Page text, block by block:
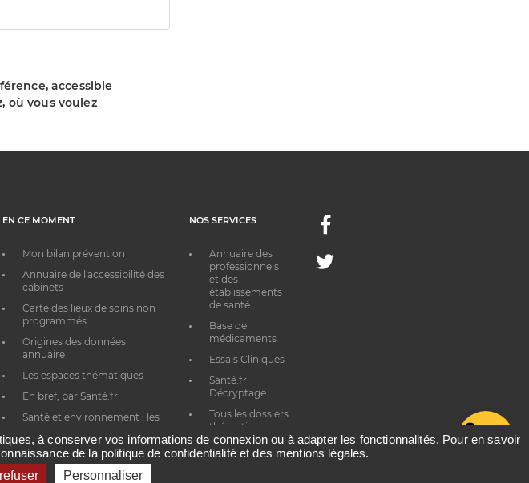
accessible
où vous voulez
EN CE MOMENT
Mon bilan prévention
Annuaire de l'accessibilité des
cabinets
Carte des lieux de soins non
programmés
Origines des données
annuaire
Les espaces thématiques
En bref, par Santé.fr
Santé et environnement : les
NOS SERVICES
Annuaire des
professionnels
et des
établissements
de santé
Base de
médicaments
Essais Cliniques
Santé.fr
Décryptage
Tous les dossiers
thématiques
Facebook
Twitter
à conserver vos informations de connexion ou à adapter les fonctionnalités. Pour en savoir
de la politique de confidentialité et des mentions légales.
Personnaliser